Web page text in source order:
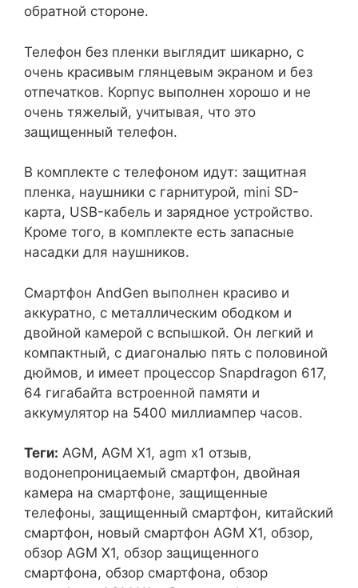
обратной стороне.
Телефон без пленки выглядит шикарно, с
очень красивым глянцевым экраном и без
отпечатков. Корпус выполнен хорошо и не
очень тяжелый, учитывая, что это
защищенный телефон.
В комплекте с телефоном идут: защитная
пленка, наушники с гарнитурой, mini SD-
карта, USB-кабель и зарядное устройство.
Кроме того, в комплекте есть запасные
насадки для наушников.
Смартфон AndGen выполнен красиво и
аккуратно, с металлическим ободком и
двойной камерой с вспышкой. Он легкий и
компактный, с диагональю пять с половиной
дюймов, и имеет процессор Snapdragon 617,
64 гигабайта встроенной памяти и
аккумулятор на 5400 миллиампер часов.
Теги: AGM, AGM X1, agm x1 отзыв,
водонепроницаемый смартфон‎, двойная
камера на смартфоне, защищенные
телефоны, защищенный смартфон, китайский
смартфон, новый смартфон AGM X1, обзор,
обзор AGM X1, обзор защищенного
смартфона, обзор смартфона, обзор